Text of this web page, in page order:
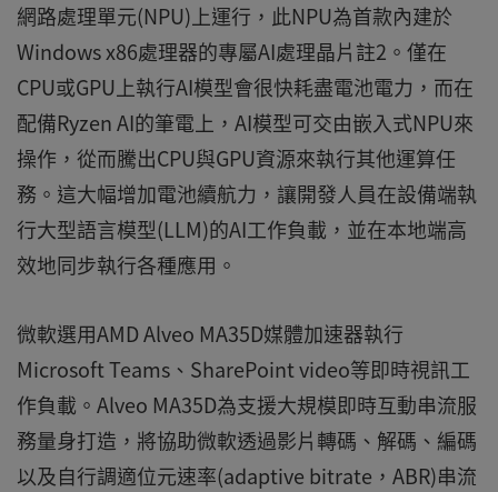
網路處理單元(NPU)上運行，此NPU為首款內建於
Windows x86處理器的專屬AI處理晶片註2。僅在
CPU或GPU上執行AI模型會很快耗盡電池電力，而在
配備Ryzen AI的筆電上，AI模型可交由嵌入式NPU來
操作，從而騰出CPU與GPU資源來執行其他運算任
務。這大幅增加電池續航力，讓開發人員在設備端執
行大型語言模型(LLM)的AI工作負載，並在本地端高
效地同步執行各種應用。
微軟選用AMD Alveo MA35D媒體加速器執行
Microsoft Teams、SharePoint video等即時視訊工
作負載。Alveo MA35D為支援大規模即時互動串流服
務量身打造，將協助微軟透過影片轉碼、解碼、編碼
以及自行調適位元速率(adaptive bitrate，ABR)串流